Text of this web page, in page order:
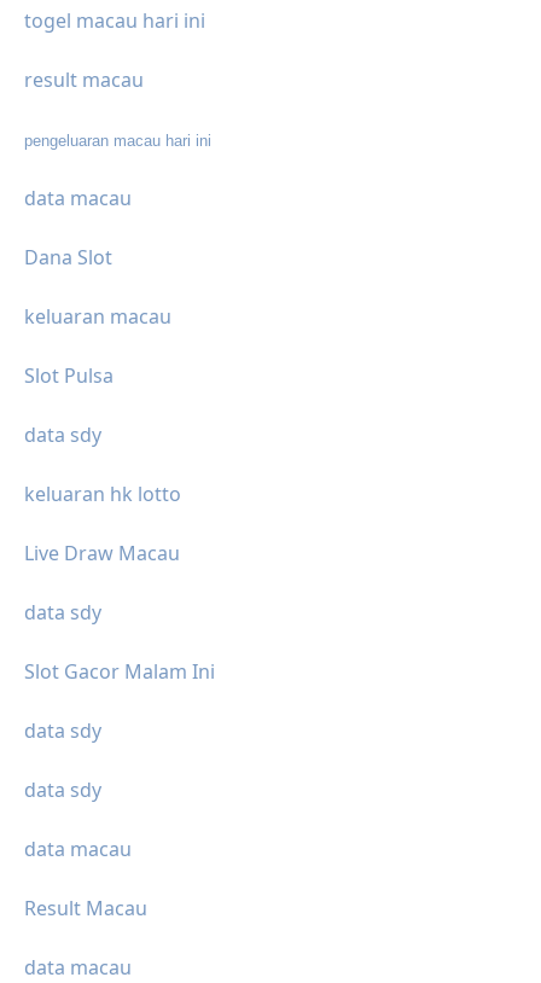
togel macau hari ini
result macau
pengeluaran macau hari ini
data macau
Dana Slot
keluaran macau
Slot Pulsa
data sdy
keluaran hk lotto
Live Draw Macau
data sdy
Slot Gacor Malam Ini
data sdy
data sdy
data macau
Result Macau
data macau